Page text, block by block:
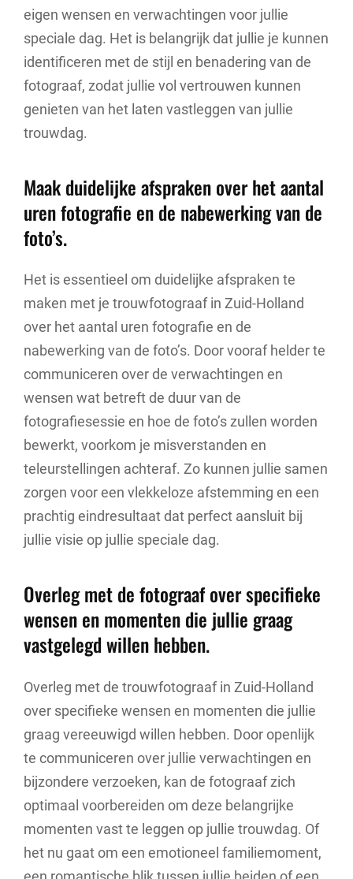
eigen wensen en verwachtingen voor jullie
speciale dag. Het is belangrijk dat jullie je kunnen
identificeren met de stijl en benadering van de
fotograaf, zodat jullie vol vertrouwen kunnen
genieten van het laten vastleggen van jullie
trouwdag.
Maak duidelijke afspraken over het aantal
uren fotografie en de nabewerking van de
foto’s.
Het is essentieel om duidelijke afspraken te
maken met je trouwfotograaf in Zuid-Holland
over het aantal uren fotografie en de
nabewerking van de foto’s. Door vooraf helder te
communiceren over de verwachtingen en
wensen wat betreft de duur van de
fotografiesessie en hoe de foto’s zullen worden
bewerkt, voorkom je misverstanden en
teleurstellingen achteraf. Zo kunnen jullie samen
zorgen voor een vlekkeloze afstemming en een
prachtig eindresultaat dat perfect aansluit bij
jullie visie op jullie speciale dag.
Overleg met de fotograaf over specifieke
wensen en momenten die jullie graag
vastgelegd willen hebben.
Overleg met de trouwfotograaf in Zuid-Holland
over specifieke wensen en momenten die jullie
graag vereeuwigd willen hebben. Door openlijk
te communiceren over jullie verwachtingen en
bijzondere verzoeken, kan de fotograaf zich
optimaal voorbereiden om deze belangrijke
momenten vast te leggen op jullie trouwdag. Of
het nu gaat om een emotioneel familiemoment,